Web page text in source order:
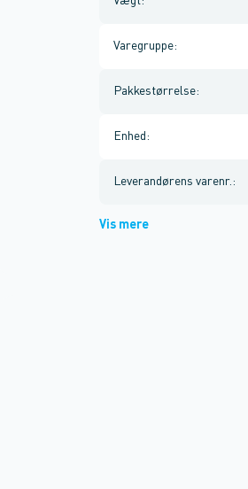
Varegruppe:
Pakkestørrelse:
Enhed :
Leverandørens varenr. :
Vis mere